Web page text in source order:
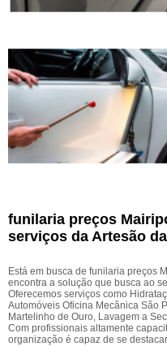
funilaria preços
serviços da Artesão
Está em busca de funilaria preços
encontra a solução que busca ao
Oferecemos serviços como
Automóveis Oficina Mecânica São
Martelinho de Ouro, Lavagem a
Com profissionais altamente
organização é capaz de se